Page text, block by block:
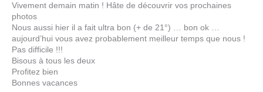
Vivement demain matin ! Hâte de découvrir vos prochaines
photos
Nous aussi hier il a fait ultra bon (+ de 21°) … bon ok …
aujourd’hui vous avez probablement meilleur temps que nous !
Pas difficile !!!
Bisous à tous les deux
Profitez bien
Bonnes vacances